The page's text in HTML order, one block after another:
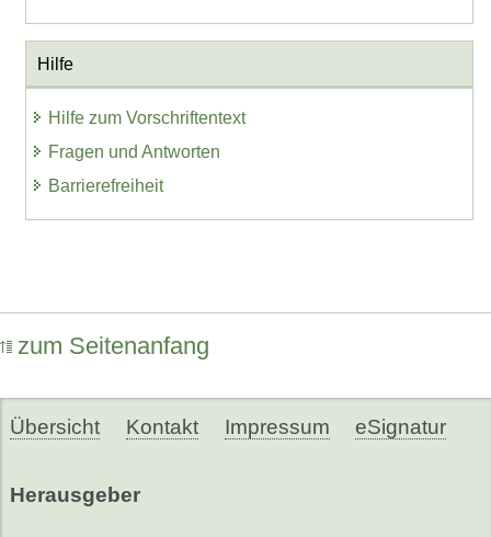
Hilfe
Hilfe zum Vorschriftentext
Fragen und Antworten
Barrierefreiheit
zum Seitenanfang
Übersicht Kontakt Impressum eSignatur
Herausgeber